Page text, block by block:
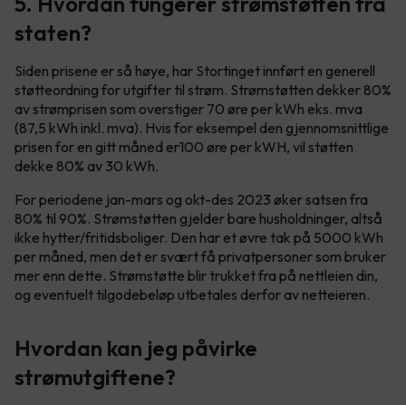
staten?
Siden prisene er så høye, har Stortinget innført en generell
støtteordning for utgifter til strøm. Strømstøtten dekker 80%
av strømprisen som overstiger 70 øre per kWh eks. mva
(87,5 kWh inkl. mva). Hvis for eksempel den gjennomsnittlige
prisen for en gitt måned er100 øre per kWH, vil støtten
dekke 80% av 30 kWh.
For periodene jan-mars og okt-des 2023 øker satsen fra
80% til 90%. Strømstøtten gjelder bare husholdninger, altså
ikke hytter/fritidsboliger. Den har et øvre tak på 5000 kWh
per måned, men det er svært få privatpersoner som bruker
mer enn dette. Strømstøtte blir trukket fra på nettleien din,
og eventuelt tilgodebeløp utbetales derfor av netteieren.
Hvordan kan jeg påvirke
strømutgiftene?